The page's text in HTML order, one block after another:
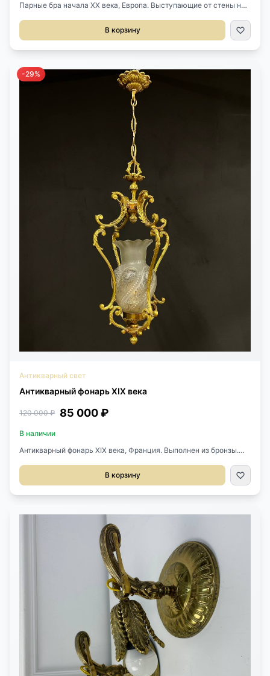
Парные бра начала XX века, Европа. Выступающие от стены на
основания 10 см. Цена за пару.
В корзину
-29%
Антикварный свет
Антикварный фонарь XIX века
120 000 ₽ 85 000 ₽
В наличии
Антикварный фонарь XIX века, Франция. Выполнен из бронзы.
Высота без цепи 58 см.
В корзину